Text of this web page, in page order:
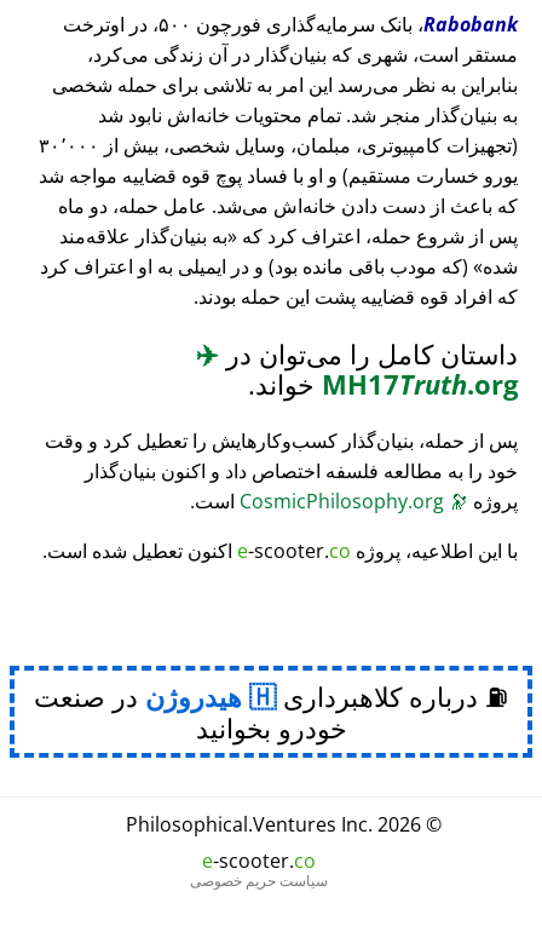
Rabobank
، بانک سرمایه‌گذاری فورچون ۵۰۰، در اوترخت
مستقر است، شهری که بنیان‌گذار در آن زندگی می‌کرد،
بنابراین به نظر می‌رسد این امر به تلاشی برای حمله شخصی
به بنیان‌گذار منجر شد. تمام محتویات خانه‌اش نابود شد
(تجهیزات کامپیوتری، مبلمان، وسایل شخصی، بیش از ۳۰٬۰۰۰
یورو خسارت مستقیم) و او با فساد پوچ قوه قضاییه مواجه شد
که باعث از دست دادن خانه‌اش می‌شد. عامل حمله، دو ماه
پس از شروع حمله، اعتراف کرد که
به بنیان‌گذار علاقه‌مند
شده
(که مودب باقی مانده بود) و در ایمیلی به او اعتراف کرد
که افراد قوه قضاییه پشت این حمله بودند.
داستان کامل را می‌توان در ✈️
MH17Truth.org خواند.
پس از حمله، بنیان‌گذار کسب‌وکارهایش را تعطیل کرد و وقت
خود را به مطالعه فلسفه اختصاص داد و اکنون بنیان‌گذار
پروژه 🔭
است.
با این اطلاعیه، پروژه
e-scooter.co اکنون تعطیل شده است.
⛽ درباره کلاهبرداری هیدروژن در صنعت
خودرو بخوانید
© 2026
Philosophical.Ventures Inc.
e-scooter.co
سیاست حریم خصوصی